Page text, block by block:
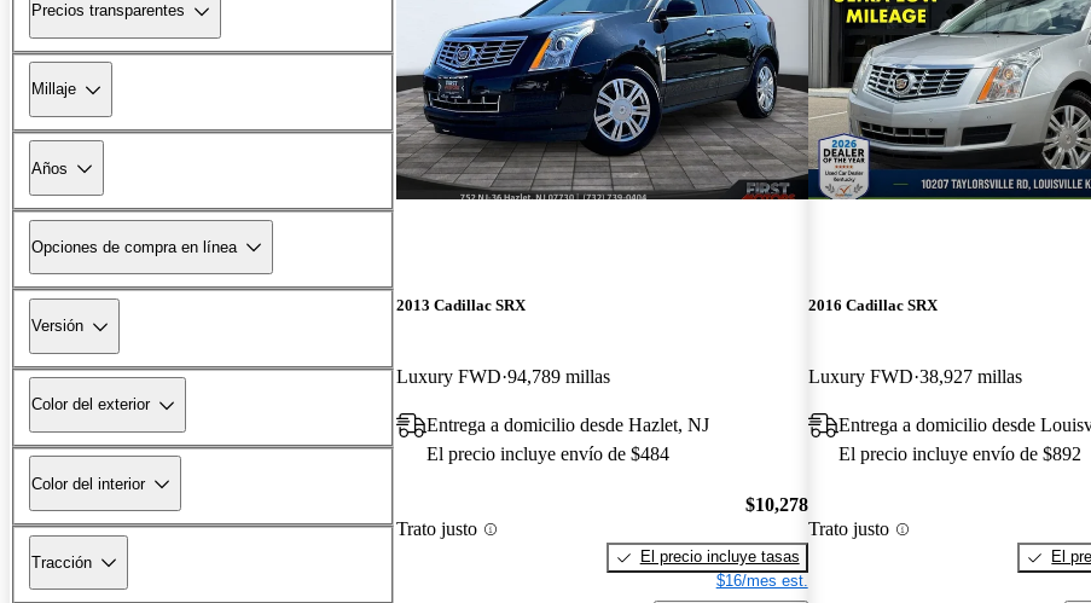
Precios transparentes
Millaje
Años
Opciones de compra en línea
Versión
Color del exterior
Color del interior
Tracción
2013 Cadillac SRX
Luxury FWD 94,789 millas
Entrega a domicilio desde Hazlet, NJ
El precio incluye envío de $484
Trato justo
$10,278
El precio incluye tasas
$16/mes est.
2016 Cadillac SRX
Luxury FWD 38,927 millas
Entrega a domicilio desde
El precio incluye envío de $892
Trato justo
El